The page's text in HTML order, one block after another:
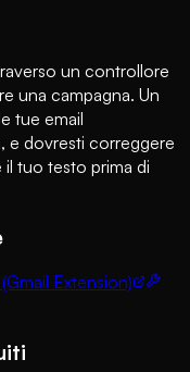
un controllore
una campagna. Un
tue email
e dovresti correggere
tuo testo prima di
Extension)